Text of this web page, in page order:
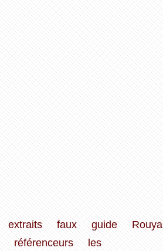
extraits faux guide Rouya
référenceurs
les